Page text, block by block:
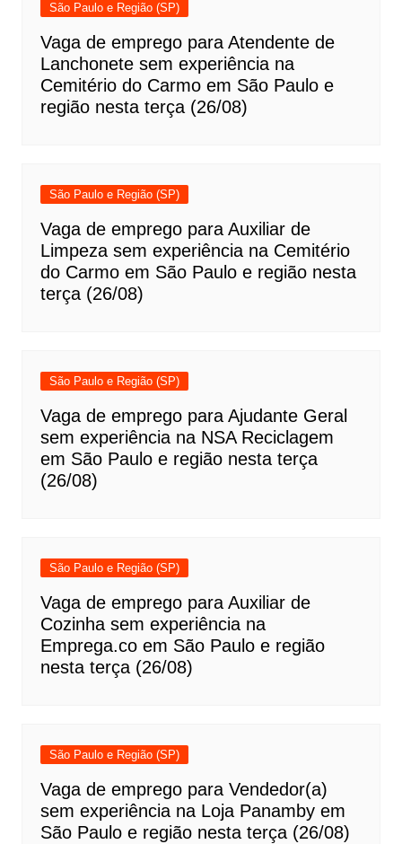
São Paulo e Região (SP)
Vaga de emprego para Atendente de
Lanchonete sem experiência na
Cemitério do Carmo em São Paulo e
região nesta terça (26/08)
São Paulo e Região (SP)
Vaga de emprego para Auxiliar de
Limpeza sem experiência na Cemitério
do Carmo em São Paulo e região nesta
terça (26/08)
São Paulo e Região (SP)
Vaga de emprego para Ajudante Geral
sem experiência na NSA Reciclagem
em São Paulo e região nesta terça
(26/08)
São Paulo e Região (SP)
Vaga de emprego para Auxiliar de
Cozinha sem experiência na
Emprega.co em São Paulo e região
nesta terça (26/08)
São Paulo e Região (SP)
Vaga de emprego para Vendedor(a)
sem experiência na Loja Panamby em
São Paulo e região nesta terça (26/08)